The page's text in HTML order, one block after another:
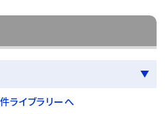
ライブラリーへ